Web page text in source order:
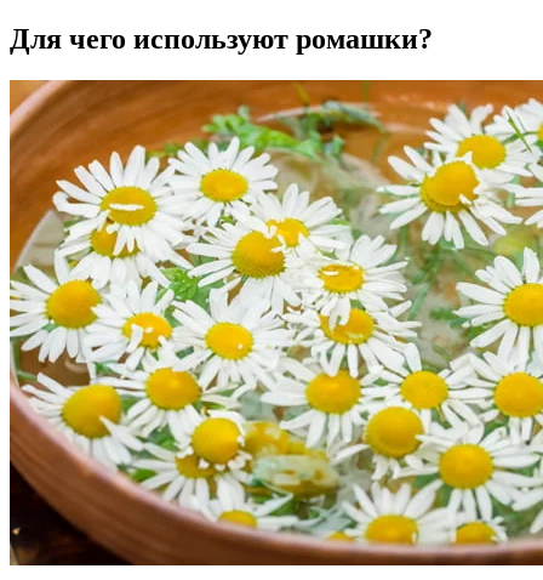
Для чего используют ромашки?